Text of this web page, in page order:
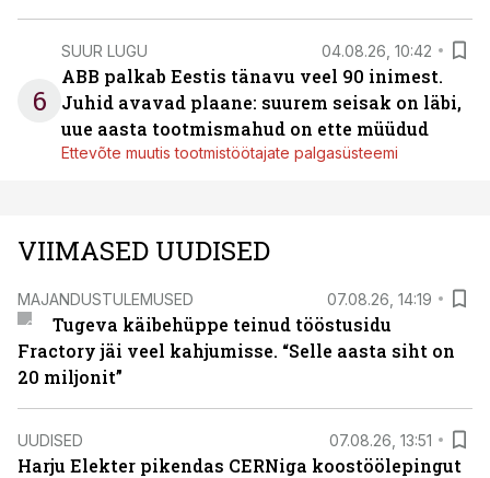
6
SUUR LUGU 04.08.26, 10:42
ABB palkab Eestis tänavu veel 90 inimest.
Juhid avavad plaane: suurem seisak on läbi,
uue aasta tootmismahud on ette müüdud
Ettevõte muutis tootmistöötajate palgasüsteemi
VIIMASED UUDISED
MAJANDUSTULEMUSED 07.08.26, 14:19
Tugeva käibehüppe teinud tööstusidu
Fractory jäi veel kahjumisse. “Selle aasta siht on
20 miljonit”
UUDISED 07.08.26, 13:51
Harju Elekter pikendas CERNiga koostöölepingut